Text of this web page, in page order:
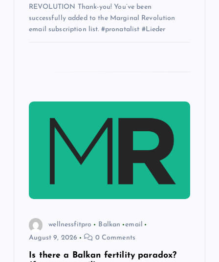
REVOLUTION Thank-you! You’ve been
successfully added to the Marginal Revolution
email subscription list. #pronatalist #Lieder
wellnessfitpro Balkan
email
August 9, 2026
0 Comments
Is there a Balkan fertility paradox?